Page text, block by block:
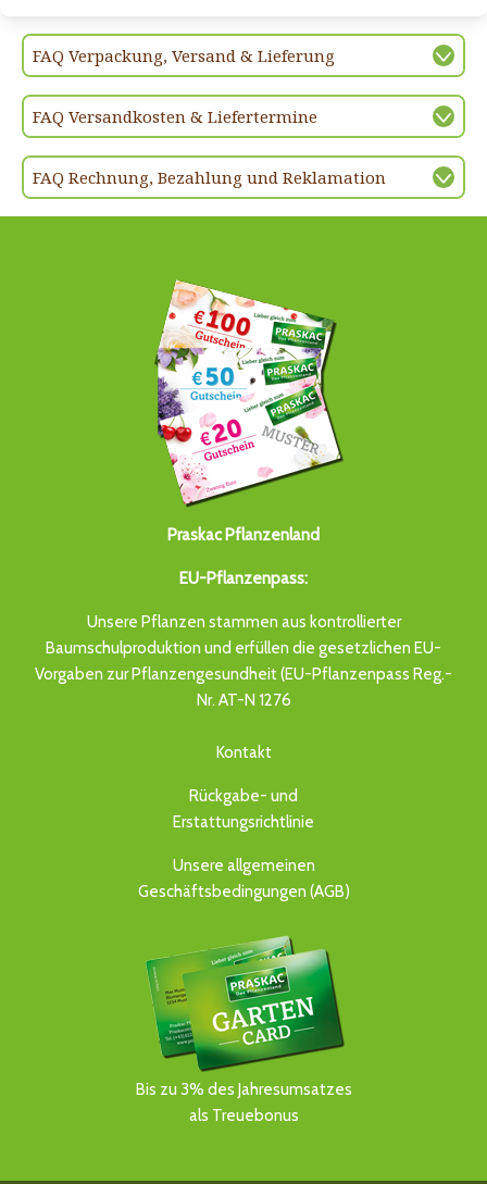
FAQ Verpackung, Versand & Lieferung
FAQ Versandkosten & Liefertermine
FAQ Rechnung, Bezahlung und Reklamation
Praskac Pflanzenland
EU-Pflanzenpass:
Unsere Pflanzen stammen aus kontrollierter
Baumschulproduktion und erfüllen die gesetzlichen EU-
Vorgaben zur Pflanzengesundheit (EU-Pflanzenpass Reg.-
Nr. AT-N 1276
Kontakt
Rückgabe- und
Erstattungsrichtlinie
Unsere allgemeinen
Geschäftsbedingungen (AGB)
Bis zu 3% des Jahresumsatzes
als Treuebonus